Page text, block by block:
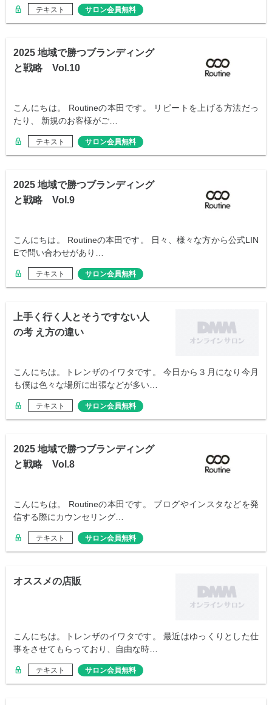
テキスト サロン会員無料
2025 地域で勝つブランディング
と戦略 Vol.10
こんにちは。 Routineの本田です。 リピートを上げる方法だっ
たり、 新規のお客様がご…
テキスト サロン会員無料
2025 地域で勝つブランディング
と戦略 Vol.9
こんにちは。 Routineの本田です。 日々、様々な方から公式LIN
Eで問い合わせがあり…
テキスト サロン会員無料
上手く行く人とそうですない人
の考 え方の違い
こんにちは。トレンザのイワタです。 今日から３月になり今月
も僕は色々な場所に出張などが多い…
テキスト サロン会員無料
2025 地域で勝つブランディング
と戦略 Vol.8
こんにちは。 Routineの本田です。 ブログやインスタなどを発
信する際にカウンセリング…
テキスト サロン会員無料
オススメの店販
こんにちは。トレンザのイワタです。 最近はゆっくりとした仕
事をさせてもらっており、自由な時…
テキスト サロン会員無料